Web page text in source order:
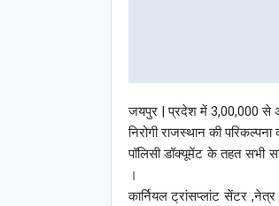
जयपुर | प्रदेश में 3,00,000 से
निरोगी राजस्थान की
पॉलिसी डॉक्यूमेंट के तहत सभी
।
कार्नियल ट्रांसप्लांट सेंटर